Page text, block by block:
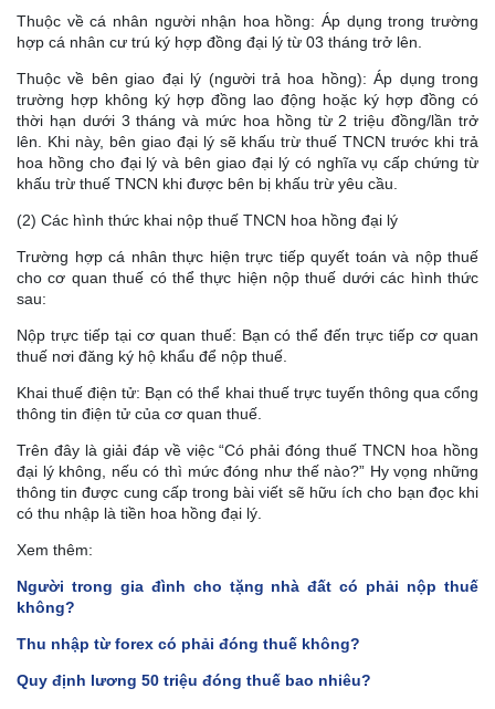
Thuộc về cá nhân người nhận hoa hồng: Áp dụng trong trường
hợp cá nhân cư trú ký hợp đồng đại lý từ 03 tháng trở lên.
Thuộc về bên giao đại lý (người trả hoa hồng): Áp dụng trong
trường hợp không ký hợp đồng lao động hoặc ký hợp đồng có
thời hạn dưới 3 tháng và mức hoa hồng từ 2 triệu đồng/lần trở
lên. Khi này, bên giao đại lý sẽ khấu trừ thuế TNCN trước khi trả
hoa hồng cho đại lý và bên giao đại lý có nghĩa vụ cấp chứng từ
khấu trừ thuế TNCN khi được bên bị khấu trừ yêu cầu.
(2) Các hình thức khai nộp thuế TNCN hoa hồng đại lý
Trường hợp cá nhân thực hiện trực tiếp quyết toán và nộp thuế
cho cơ quan thuế có thể thực hiện nộp thuế dưới các hình thức
sau:
Nộp trực tiếp tại cơ quan thuế: Bạn có thể đến trực tiếp cơ quan
thuế nơi đăng ký hộ khẩu để nộp thuế.
Khai thuế điện tử: Bạn có thể khai thuế trực tuyến thông qua cổng
thông tin điện tử của cơ quan thuế.
Trên đây là giải đáp về việc “Có phải đóng thuế TNCN hoa hồng
đại lý không, nếu có thì mức đóng như thế nào?” Hy vọng những
thông tin được cung cấp trong bài viết sẽ hữu ích cho bạn đọc khi
có thu nhập là tiền hoa hồng đại lý.
Xem thêm:
Người trong gia đình cho tặng nhà đất có phải nộp thuế
không?
Thu nhập từ forex có phải đóng thuế không?
Quy định lương 50 triệu đóng thuế bao nhiêu?